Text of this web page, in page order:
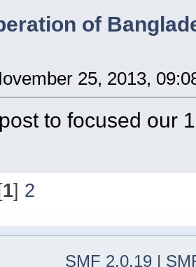
of
25, 2013,
to focused our
1] 2
SMF 2.0.19 |